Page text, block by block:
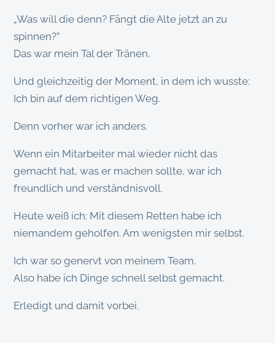
„Was will die denn? Fängt die Alte jetzt an zu
spinnen?”
Das war mein Tal der Tränen.
Und gleichzeitig der Moment, in dem ich wusste:
Ich bin auf dem richtigen Weg.
Denn vorher war ich anders.
Wenn ein Mitarbeiter mal wieder nicht das
gemacht hat, was er machen sollte, war ich
freundlich und verständnisvoll.
Heute weiß ich: Mit diesem Retten habe ich
niemandem geholfen. Am wenigsten mir selbst.
Ich war so genervt von meinem Team.
Also habe ich Dinge schnell selbst gemacht.
Erledigt und damit vorbei.